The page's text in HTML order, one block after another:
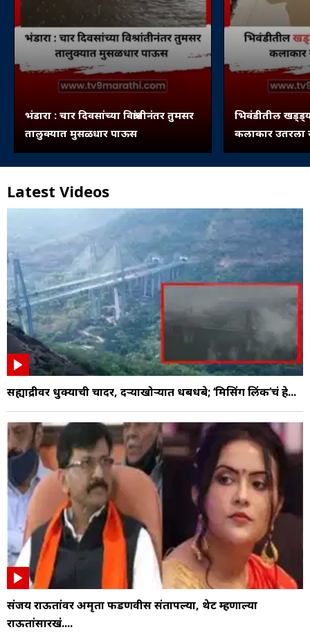
भंडारा : चार दिवसांच्या विश्रांतीनंतर तुमसर
तालुक्यात मुसळधार पाऊस
भिवंडीतील
कलाकार उतरला
Latest Videos
सह्याद्रीवर धुक्याची चादर, दऱ्याखोऱ्यात धबधबे; ‘मिसिंग लिंक’चं हे...
संजय राऊतांवर अमृता फडणवीस संतापल्या, थेट म्हणाल्या
राऊतांसारखं....